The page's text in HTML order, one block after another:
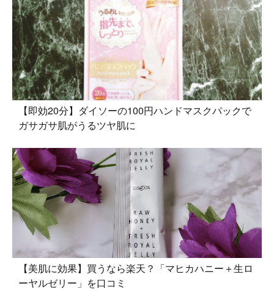
【即効20分】ダイソーの100円ハンドマスクパックで
ガサガサ肌がうるツヤ肌に
【美肌に効果】買うなら楽天？「マヒカハニー＋生ロ
ーヤルゼリー」を口コミ